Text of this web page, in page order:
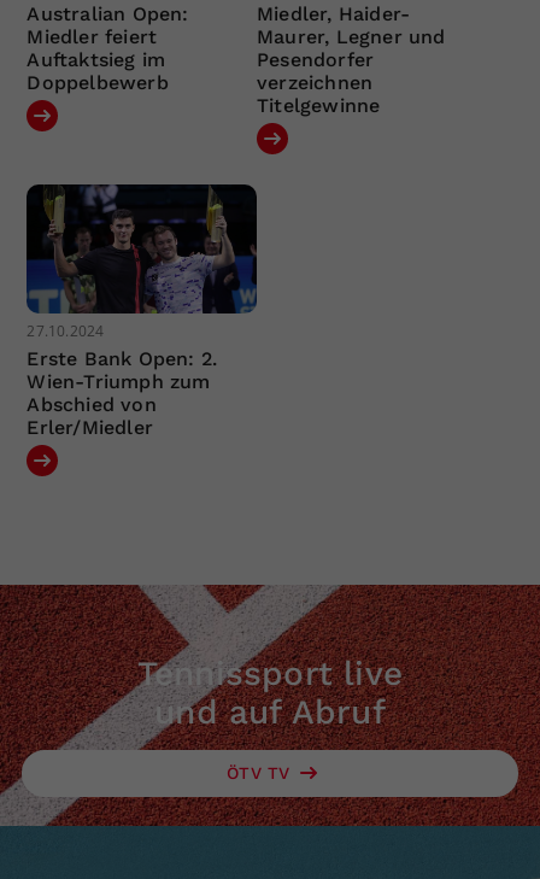
Australian Open:
Miedler feiert
Auftaktsieg im
Doppelbewerb
Miedler, Haider-
Maurer, Legner und
Pesendorfer
verzeichnen
Titelgewinne
27.10.2024
Erste Bank Open: 2.
Wien-Triumph zum
Abschied von
Erler/Miedler
Tennissport live
und auf Abruf
ÖTV TV